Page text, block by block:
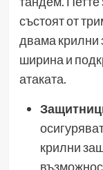
състоят от
двама крилни
ширина и
атаката.
крилни